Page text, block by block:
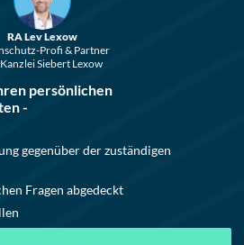
RA Lev Lexow
Profi & Partner
Siebert Lexow
persönlichen
-
gegenüber der zuständigen
Fragen abgedeckt